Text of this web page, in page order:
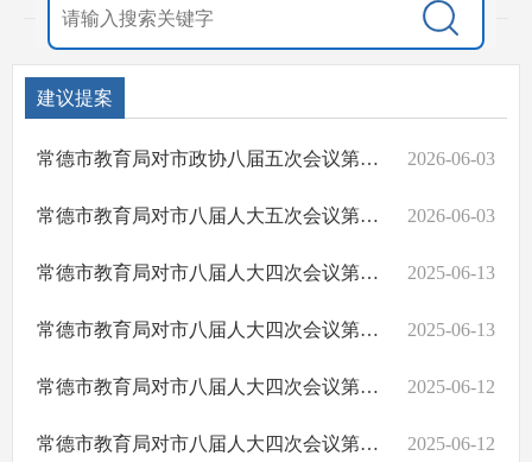
建议提案
常德市教育局对市政协八届五次会议第281号提案的回复 2026-06-03
常德市教育局对市八届人大五次会议第009号建议的回复 2026-06-03
常德市教育局对市八届人大四次会议第115号建议的回复 2025-06-13
常德市教育局对市八届人大四次会议第109号建议的回复 2025-06-13
常德市教育局对市八届人大四次会议第95号建议的回复 2025-06-12
常德市教育局对市八届人大四次会议第064号建议的回复 2025-06-12